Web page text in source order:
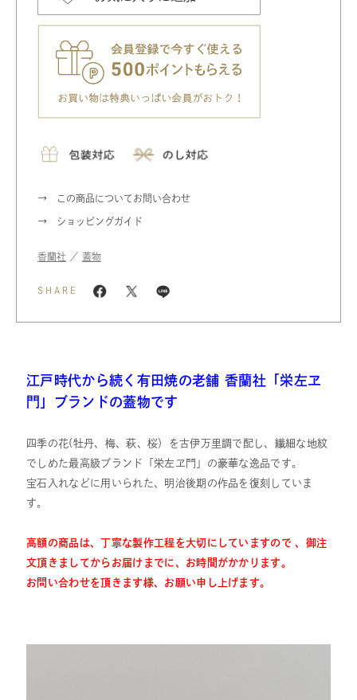
この商品についてお問い合わせ
ショッピングガイド
香蘭社 ／ 蓋物
SHARE
江戸時代から続く有田焼の老舗 香蘭社「栄左ヱ
門」ブランドの蓋物です
四季の花(牡丹、梅、萩、桜）を古伊万里調で配し、繊細な地紋
でしめた最高級ブランド「栄左ヱ門」の豪華な逸品です。
宝石入れなどに用いられた、明治後期の作品を復刻していま
す。
高額の商品は、丁寧な製作工程を大切にしていますので 、御注
文頂きましてからお届けまでに、お時間がかかります。
お問い合わせを頂きます様、お願い申し上げます。